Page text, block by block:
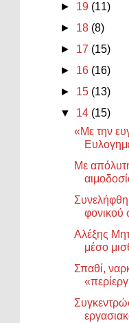
► 19 (11)
► 18 (8)
► 17 (15)
► 16 (16)
► 15 (13)
▼ 14 (15)
«Με την
Με
φονικού
Αλέξης
μέσο
Σπαθί,